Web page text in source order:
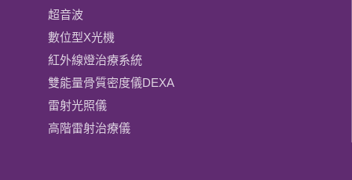
超音波
數位型X光機
紅外線燈治療系統
雙能量骨質密度儀DEXA
雷射光照儀
高階雷射治療儀